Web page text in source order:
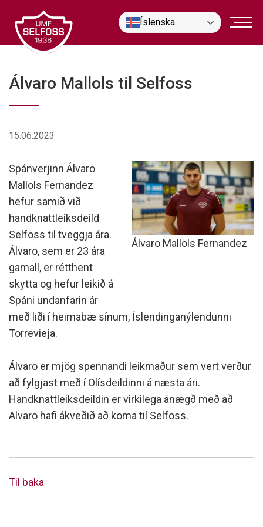
efni
Íslenska
Álvaro Mallols til Selfoss
15.06.2023
Álvaro Mallols Fernandez
Spánverjinn Álvaro
Mallols Fernandez
hefur samið við
handknattleiksdeild
Selfoss til tveggja ára.
Álvaro, sem er 23 ára
gamall, er rétthent
skytta og hefur leikið á
Spáni undanfarin ár
með liði í heimabæ sínum, Íslendinganýlendunni
Torrevieja.
Álvaro er mjög spennandi leikmaður sem vert verður
að fylgjast með í Olísdeildinni á næsta ári.
Handknattleiksdeildin er virkilega ánægð með að
Alvaro hafi ákveðið að koma til Selfoss.
Til baka